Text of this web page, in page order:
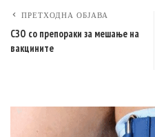
ПРЕТХОДНА ОБЈАВА
СЗО со препораки за мешање на
вакцините